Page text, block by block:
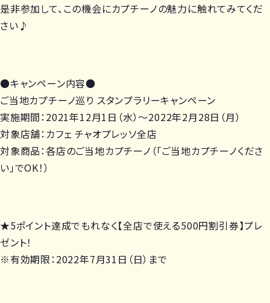
是非参加して、この機会にカプチーノの魅力に触れてみてくだ
さい♪
●キャンペーン内容●
ご当地カプチーノ巡り スタンプラリーキャンペーン
実施期間：2021年12月1日（水）～2022年2月28日（月）
対象店舗：カフェ チャオプレッソ全店
対象商品：各店のご当地カプチーノ（「ご当地カプチーノくださ
い」でOK！）
★5ポイント達成でもれなく【全店で使える500円割引券】プレ
ゼント！
※有効期限：2022年7月31日（日）まで